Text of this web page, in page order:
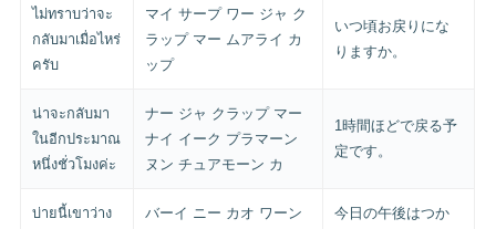
ไม่ทราบว่าจะ
กลับมาเมื่อไหร่
ครับ
マイ サープ ワー ジャ ク
ラップ マー ムアライ カ
ップ
いつ頃お戻りにな
りますか。
น่าจะกลับมา
ในอีกประมาณ
หนึ่งชั่วโมงค่ะ
ナー ジャ クラップ マー
ナイ イーク プラマーン
ヌン チュアモーン カ
1時間ほどで戻る予
定です。
บ่ายนี้เขาว่าง
バーイ ニー カオ ワーン
今日の午後はつか